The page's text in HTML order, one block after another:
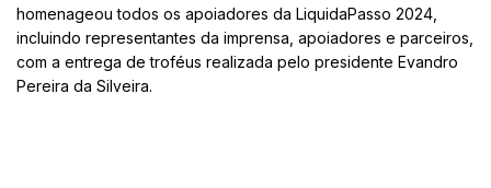
homenageou todos os apoiadores da LiquidaPasso 2024,
incluindo representantes da imprensa, apoiadores e parceiros,
com a entrega de troféus realizada pelo presidente Evandro
Pereira da Silveira.